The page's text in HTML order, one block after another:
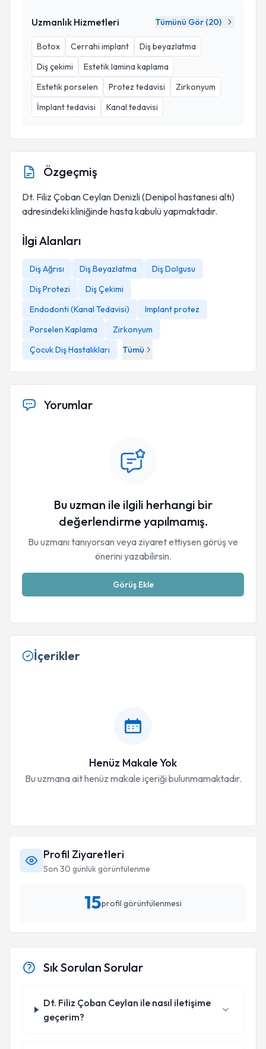
Uzmanlık Hizmetleri Tümünü Gör (20)
Botox Cerrahi implant
Diş beyazlatma
Diş çekimi
Estetik lamina kaplama
Estetik porselen
Protez tedavisi
Zirkonyum
İmplant tedavisi
Kanal tedavisi
Özgeçmiş
Dt. Filiz Çoban Ceylan Denizli (Denipol hastanesi altı)
adresindeki kliniğinde hasta kabulü yapmaktadır.
İlgi Alanları
Diş Ağrısı Diş Beyazlatma
Diş Dolgusu
Diş Protezi
Diş Çekimi
Endodonti (Kanal Tedavisi)
Implant protez
Porselen Kaplama
Zirkonyum
Çocuk Diş Hastalıkları
Tümü
Yorumlar
Bu uzman ile ilgili herhangi bir
değerlendirme yapılmamış.
Bu uzmanı tanıyorsan veya ziyaret ettiysen görüş ve
önerini yazabilirsin.
Görüş Ekle
İçerikler
Henüz Makale Yok
Bu uzmana ait henüz makale içeriği bulunmamaktadır.
Profil Ziyaretleri
Son 30 günlük görüntülenme
15profil görüntülenmesi
Sık Sorulan Sorular
Dt. Filiz Çoban Ceylan ile nasıl iletişime
geçerim?